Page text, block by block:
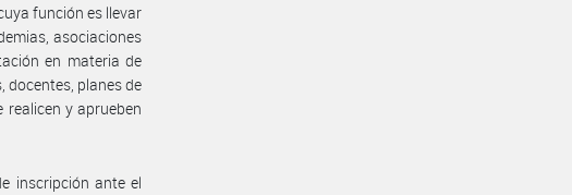
función es llevar
asociaciones
en materia de
docentes, planes de
y aprueben
inscripción ante el